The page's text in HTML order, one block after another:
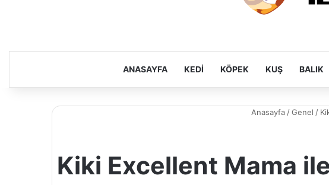
ANASAYFA KEDI KÖPEK KUŞ BALIK
Anasayfa / Genel /
Kiki Excellent Mama